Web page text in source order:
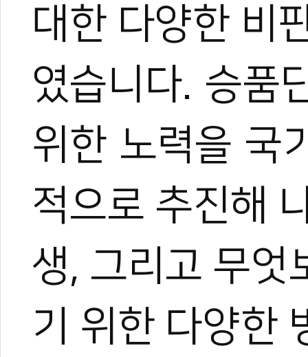
대한 다양한 비
였습니다. 승품
위한 노력을 국
적으로 추진해
생, 그리고 무엇
기 위한 다양한